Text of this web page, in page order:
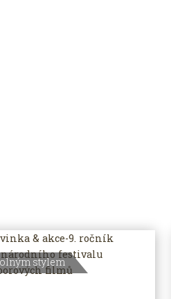
stylem